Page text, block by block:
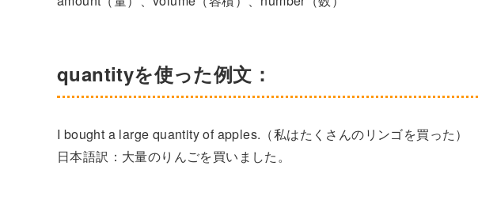
quantityを使った例文：
I bought a large quantity of apples.（私はたくさんのリンゴを買った）
日本語訳：大量のりんごを買いました。